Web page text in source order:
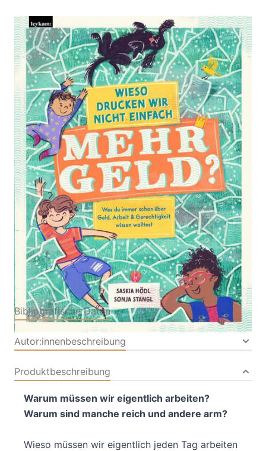
Wieso drucken wir nicht einfach
mehr Geld?
Zur Wunschliste hinzufügen
Was du immer schon über Geld, Arbeit und
Gerechtigkeit wissen wolltest
VonSaskia Hödl
Verlag: Leykam 10.02.2026
Buch 128 Seiten
Hardcover
ISBN: 978-3-70118390-
6
Bibliografische Daten
Autor:innenbeschreibung
Produktbeschreibung
Warum müssen wir eigentlich arbeiten?
Warum sind manche reich und andere arm?
Wieso müssen wir eigentlich jeden Tag arbeiten